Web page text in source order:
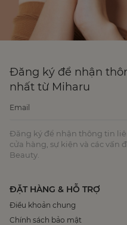
Đăng ký để nhận
nhất từ Miharu
Đăng ký để nhận thông tin
cửa hàng, sự kiện và các vấn
Beauty.
ĐẶT HÀNG & HỖ TRỢ
Điều khoản chung
Chính sách bảo mật